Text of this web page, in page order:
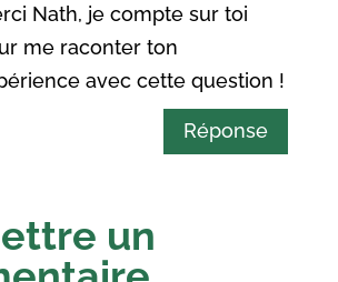
Nath, je compte sur toi
me raconter ton
avec cette question !
Réponse
un